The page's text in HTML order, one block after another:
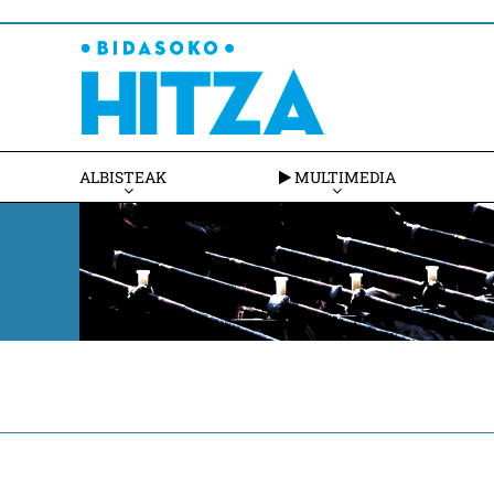
ALBISTEAK MULTIMEDIA